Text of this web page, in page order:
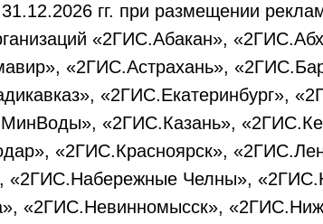
гг. при размещении
«2ГИС.Абакан»,
«2ГИС.Астрахань»,
«2ГИС.Екатеринбург»,
«2ГИС.Казань»,
«2ГИС.Красноярск»,
Челны»,
«2ГИС.Невинномысск»,